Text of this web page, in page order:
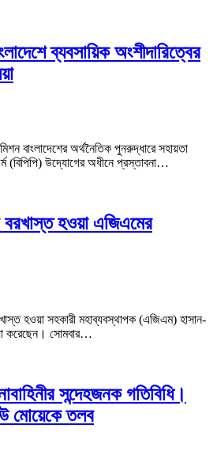
ব্যবসায়িক অংশীদারিত্বের
বাংলাদেশের অর্থনৈতিক পুনরুদ্ধারে সহায়তা
(বিপিপি) উদ্যোগের অধীনে প্রস্তাবনা…
বরখাস্ত হওয়া এজিএমের
হওয়া সহকারী মহাব্যবস্থাপক (এজিএম) হাসান-
করেছেন। সোমবার…
সন্দেহজনক গতিবিধি।
মোয়েকে তলব